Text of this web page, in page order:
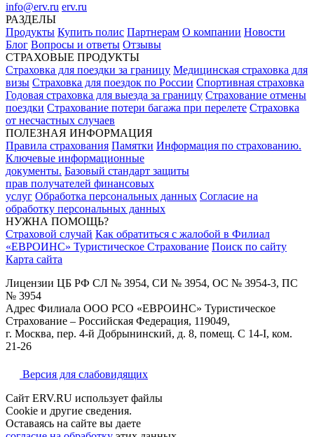
info@erv.ru erv.ru
РАЗДЕЛЫ
Продукты Купить полис Партнерам О компании Новости
Блог Вопросы и ответы Отзывы
СТРАХОВЫЕ ПРОДУКТЫ
Страховка для поездки за границу Медицинская страховка для
визы Страховка для поездок по России Спортивная страховка
Годовая страховка для выезда за границу Страхование отмены
поездки Страхование потери багажа при перелете Страховка
от несчастных случаев
ПОЛЕЗНАЯ ИНФОРМАЦИЯ
Правила страхования Памятки Информация по страхованию.
Ключевые информационные
документы. Базовый стандарт защиты
прав получателей финансовых
услуг Обработка персональных данных Согласие на
обработку персональных данных
НУЖНА ПОМОЩЬ?
Страховой случай Как обратиться с жалобой в Филиал
«ЕВРОИНС» Туристическое Страхование Поиск по сайту
Карта сайта
Лицензии ЦБ РФ СЛ № 3954, СИ № 3954, ОС № 3954-3, ПС
№ 3954
Адрес Филиала ООО РСО «ЕВРОИНС» Туристическое
Страхование – Российская Федерация, 119049,
г. Москва, пер. 4-й Добрынинский, д. 8, помещ. С 14-I, ком.
21-26
Версия для слабовидящих
Сайт ERV.RU использует файлы
Cookie и другие сведения.
Оставаясь на сайте вы даете